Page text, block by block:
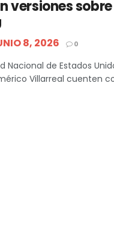
versiones sobre
8, 2026 0
de Estados
Villarreal cuenten